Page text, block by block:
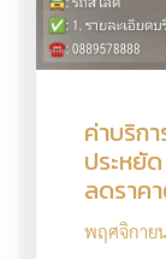
ค่าบริก
ประหยั
ลดราค
พฤศจิกาย